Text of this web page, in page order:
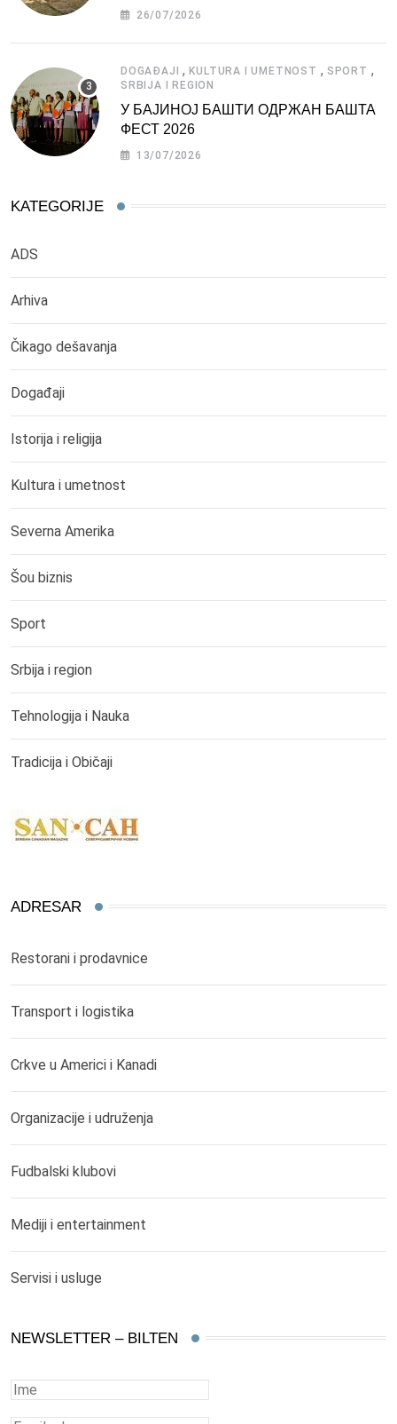
СРБИЈЕ
26/07/2026
DOGAĐAJI ,KULTURA I UMETNOST , SPORT ,
SRBIJA I REGION
У БАЈИНОЈ БАШТИ ОДРЖАН БАШТА
ФЕСТ 2026
13/07/2026
KATEGORIJE
ADS
Arhiva
Čikago dešavanja
Događaji
Istorija i religija
Kultura i umetnost
Severna Amerika
Šou biznis
Sport
Srbija i region
Tehnologija i Nauka
Tradicija i Običaji
ADRESAR
Restorani i prodavnice
Transport i logistika
Crkve u Americi i Kanadi
Organizacije i udruženja
Fudbalski klubovi
Mediji i entertainment
Servisi i usluge
NEWSLETTER – BILTEN